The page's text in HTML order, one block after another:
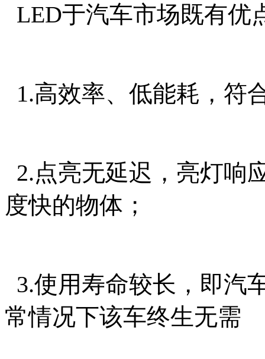
LED于汽车市场既有优
1.高效率、低能耗，符
2.点亮无延迟，亮灯响
度快的物体；
3.使用寿命较长，即汽
常情况下该车终生无需